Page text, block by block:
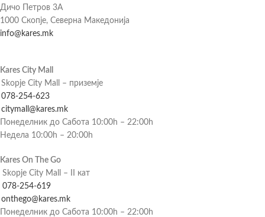
Дичо Петров 3А
1000 Скопје, Северна Македонија
info@kares.mk
Kares City Mall
Skopje City Mall – приземје
078-254-623
citymall@kares.mk
Понеделник до Сабота 10:00h – 22:00h
Недела 10:00h – 20:00h
Kares On The Go
Skopje City Mall – II кат
078-254-619
onthego@kares.mk
Понеделник до Сабота 10:00h – 22:00h